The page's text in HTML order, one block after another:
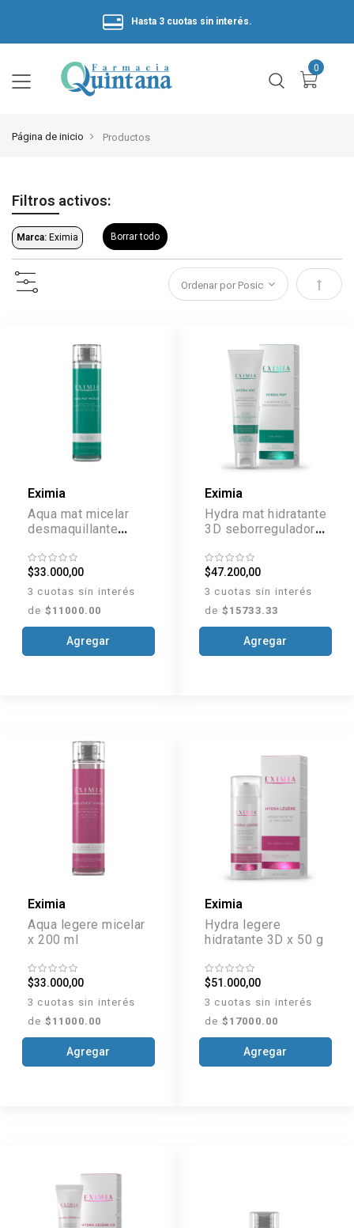
Hasta 3 cuotas sin interés.
Página de inicio Productos
Filtros activos:
Marca: Eximia Borrar todo
Eximia
Aqua mat micelar
desmaquillante
$33.000,00
3 cuotas sin interés
de $11000.00
Agregar
Eximia
Hydra mat hidratante
3D seborregulador x
$47.200,00
3 cuotas sin interés
de $15733.33
Agregar
Eximia
Aqua legere micelar
x 200 ml
$33.000,00
3 cuotas sin interés
de $11000.00
Agregar
Eximia
Hydra legere
hidratante 3D x 50 g
$51.000,00
3 cuotas sin interés
de $17000.00
Agregar